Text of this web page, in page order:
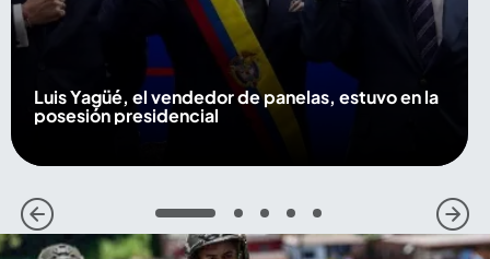
Luis Yagüé, el vendedor de panelas, estuvo en la
posesión presidencial
1 2 3 4 5